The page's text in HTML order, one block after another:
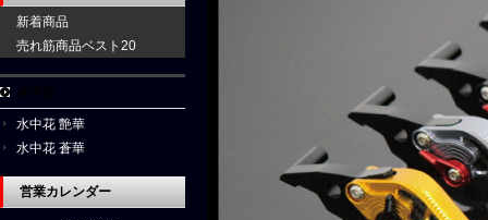
新着商品
売れ筋商品ベスト20
水中花 艶華
水中花 蒼華
営業カレンダー